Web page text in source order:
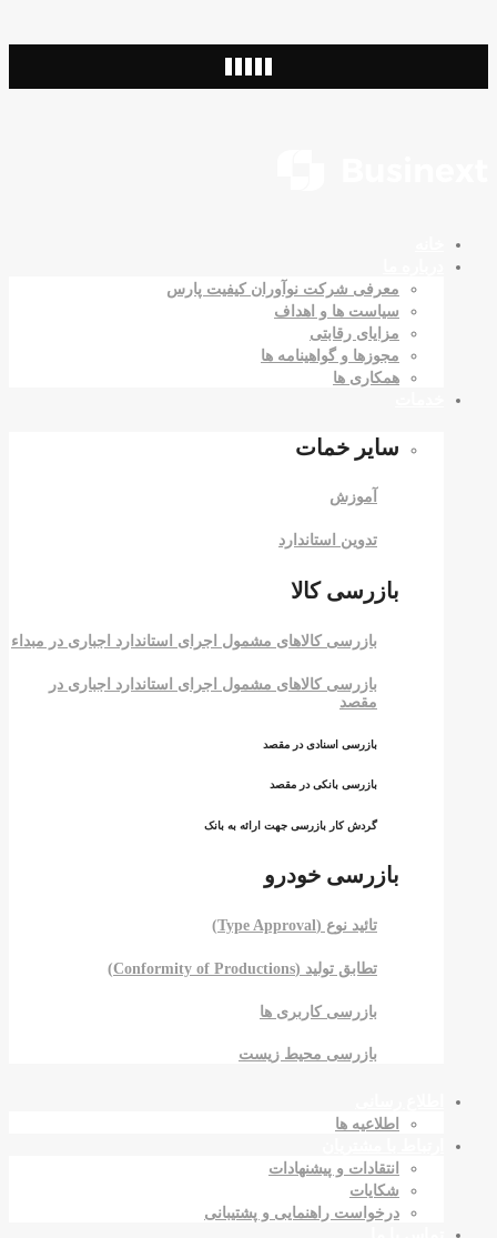
معرفی شرکت نوآوران کیفیت پارس
سیاست ها و اهداف
مزایای رقابتی
مجوزها و گواهینامه ها
همکاری ها
سایر خمات
آموزش
تدوین استاندارد
بازرسی کالا
بازرسی کالاهای مشمول اجرای استاندارد اجباری در مبداء
بازرسی کالاهای مشمول اجرای استاندارد اجباری در
مقصد
بازرسی اسنادی در مقصد
بازرسی بانکی در مقصد
گردش کار بازرسی جهت ارائه به بانک
بازرسی خودرو
تائید نوع (Type Approval)
تطابق تولید (Conformity of Productions)
بازرسی کاربری ها
بازرسی محیط زیست
اطلاعیه ها
انتقادات و پیشنهادات
شکایات
درخواست راهنمایی و پشتیبانی